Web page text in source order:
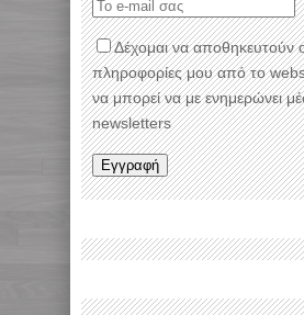
Δέχομαι να αποθηκευτούν
πληροφορίες μου από το
να μπορεί να με ενημερώνει
newsletters